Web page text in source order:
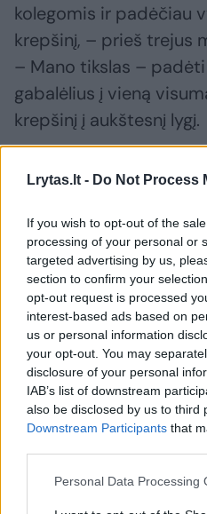
Lrytas.lt - Do Not Process
If you wish to opt-out of the
processing of your personal or
targeted advertising by us,
section to confirm your
opt-out request is processed
interest-based ads based on
us or personal information
your opt-out. You may
disclosure of your personal
IAB’s list of downstream
also be disclosed by us to third
Downstream Participants that
Personal Data Processing
kolegomis ir padėčiau
krepšinį, – prieš trejus
– Mano tikslas –
gabalėlius į vieną
krepšinį į aukštesnį lygį.
Kadaise Estija buvo
žaidė SSRS rinktinėje,
stiprios krepšinio
perimti kai kuriuos
dabar kiti laikai, prie
Slovėnija, Lietuva ir
pavyzdžiai, bet
savo kelią. Galime
Estija vis tiek privalo
galiu pateikti tai, kas